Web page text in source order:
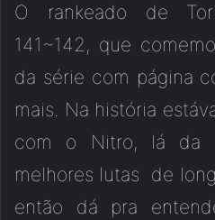
O rankeado de
141~142, que
da série com página
mais. Na história
com o Nitro, lá da
melhores lutas de
então dá pra